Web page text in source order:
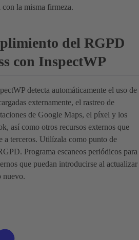
la misma firmeza.
del RGPD
con InspectWP
detecta automáticamente el uso de
externamente, el rastreo de
de Google Maps, el píxel y los
así como otros recursos externos que
a terceros. Utilízala como punto de
Programa escaneos periódicos para
que puedan introducirse al actualizar
nuevo.